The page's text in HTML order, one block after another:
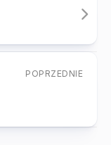
POPRZEDNIE